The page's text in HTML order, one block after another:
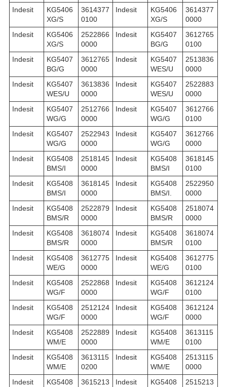
Indesit
KG5406
XG/S
3614377
0100
Indesit
KG5406
XG/S
3614377
0000
Indesit
KG5406
XG/S
2522866
0000
Indesit
KG5407
BG/G
3612765
0100
Indesit
KG5407
BG/G
3612765
0000
Indesit
KG5407
WES/U
2513836
0000
Indesit
KG5407
WES/U
3613836
0000
Indesit
KG5407
WES/U
2522883
0000
Indesit
KG5407
WG/G
2512766
0000
Indesit
KG5407
WG/G
3612766
0100
Indesit
KG5407
WG/G
2522943
0000
Indesit
KG5407
WG/G
3612766
0000
Indesit
KG5408
BMS/I
2518145
0000
Indesit
KG5408
BMS/I
3618145
0100
Indesit
KG5408
BMS/I
3618145
0000
Indesit
KG5408
BMS/I.
2522950
0000
Indesit
KG5408
BMS/R
2522879
0000
Indesit
KG5408
BMS/R
2518074
0000
Indesit
KG5408
BMS/R
3618074
0000
Indesit
KG5408
BMS/R
3618074
0100
Indesit
KG5408
WE/G
3612775
0000
Indesit
KG5408
WE/G
3612775
0100
Indesit
KG5408
WG/F
2522868
0000
Indesit
KG5408
WG/F
3612124
0100
Indesit
KG5408
WG/F
2512124
0000
Indesit
KG5408
WG/F
3612124
0000
Indesit
KG5408
WM/E
2522889
0000
Indesit
KG5408
WM/E
3613115
0100
Indesit
KG5408
WM/E
3613115
0200
Indesit
KG5408
WM/E
2513115
0000
Indesit
KG5408
3615213
Indesit
KG5408
2515213